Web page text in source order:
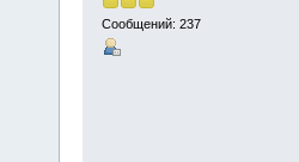
Сообщений: 237